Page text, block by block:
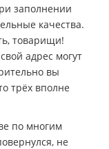
заполнении
качества.
товарищи!
адрес могут
вы
трёх вполне
по многим
не